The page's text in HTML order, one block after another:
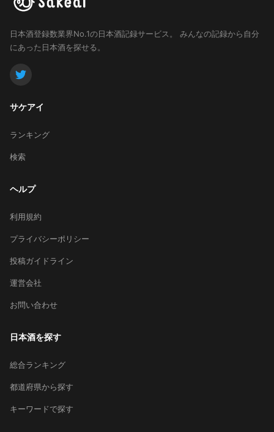
日本酒登録数業界No.1の日本酒記録サービス。
みんなの記録から自分
にあった日本酒を探せる。
サケアイ
ランキング
検索
ヘルプ
利用規約
プライバシーポリシー
投稿ガイドライン
運営会社
お問い合わせ
日本酒を探す
総合ランキング
都道府県から探す
キーワードで探す